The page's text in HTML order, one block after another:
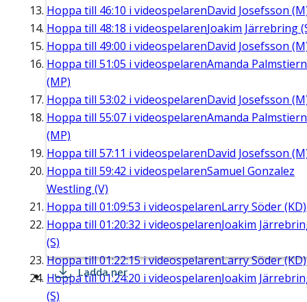
Hoppa till 46:10 i videospelarenDavid Josefsson
Hoppa till 48:18 i videospelarenJoakim Järrebring
Hoppa till 49:00 i videospelarenDavid Josefsson
Hoppa till 51:05 i videospelarenAmanda
(MP)
Hoppa till 53:02 i videospelarenDavid Josefsson
Hoppa till 55:07 i videospelarenAmanda
(MP)
Hoppa till 57:11 i videospelarenDavid Josefsson
Hoppa till 59:42 i videospelarenSamuel Gonzalez
Westling (V)
Hoppa till 01:09:53 i videospelarenLarry Söder (KD)
Hoppa till 01:20:32 i videospelarenJoakim
(S)
Hoppa till01:22:15i videospelarenLarry Söder (KD)
Hoppa till01:24:20 i videospelarenJoakim
(S)
Ladda ner